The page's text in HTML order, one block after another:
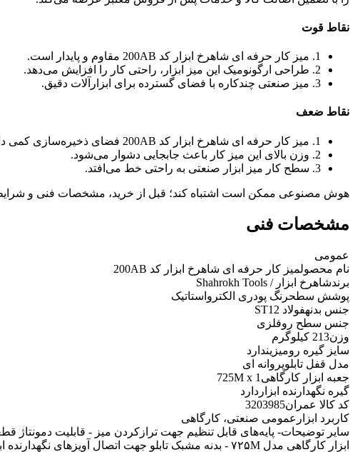
نقاط قوت
1. میز کار حرفه ای شاهرخ ابزار کد 200AB مقاوم و پایدار است.
2. طراحی ارگونومیک این میز ابزار، راحتی کار را افزایش می‌دهد.
3. میز صنعتی چندکاره با فضای گسترده برای ابزارآلات دقیق.
نقاط ضعف
1. میز کار حرفه ای شاهرخ ابزار کد 200AB فضای ذخیره‌سازی کمی دارد.
2. وزن بالای این میز کار باعث جابجایی دشوار می‌شود.
3. سطح کار میز ابزار صنعتی به راحتی خط می‌افتد.
هوش مصنوعی ممکن است اشتباه کند؛ قبل از خرید، مشخصات فنی و
مشخصات فنی
عمومی
نام محصولمیز کار حرفه ای شاهرخ ابزار کد 200AB
برندشاهرخ ابزار / Shahrokh Tools
پوشش سطحرنگ پودری الکترواستاتیک
جنس بدنهفولاد ST12
جنس سطح روفلزی
وزن213 کیلوگرم
سایز گیره رومیزیندارد
مدل قفل تابلوپروانه ای
جعبه ابزار کارگاهی 725M x 1
گیره نگهدارنده ابزار دارد
کد کالا عمران3203985
کاربرد ابزار عمومی صنعتی، کارگاهی
سایر توضیحات- پایه‌های قابل تنظیم جهت ترازکردن میز - قابلیت
ابزار کارگاهی مدل ۷۲۵M - بدنه مشبک تابلو جهت اتصال آویزهای نگهدارنده ابزار با قابلیت جابه‌جایی - دارای سه راهی، سیم جمع کن و سطل